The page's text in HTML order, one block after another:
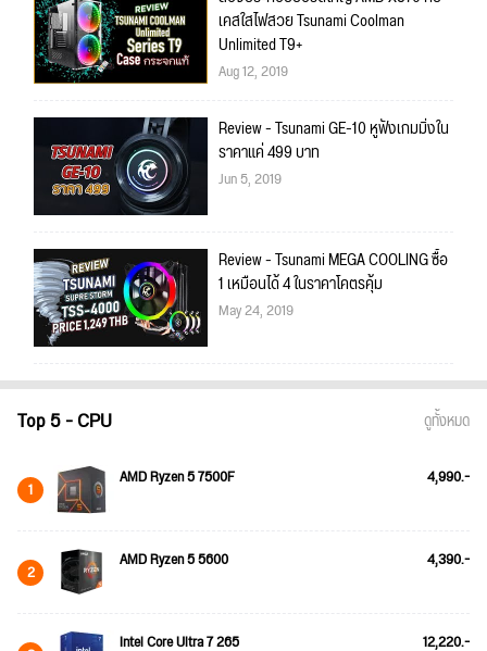
เคสใสไฟสวย Tsunami Coolman
Unlimited T9+
Aug 12, 2019
Review - Tsunami GE-10 หูฟังเกมมิ่งใน
ราคาแค่ 499 บาท
Jun 5, 2019
Review - Tsunami MEGA COOLING ซื้อ
1 เหมือนได้ 4 ในราคาโคตรคุ้ม
May 24, 2019
Top 5 - CPU ดูทั้งหมด
1 AMD Ryzen 5 7500F 4,990.-
2 AMD Ryzen 5 5600 4,390.-
Intel Core Ultra 7 265 12,220.-